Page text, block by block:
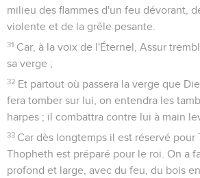
milieu des flammes d'un feu dévorant,
violente et de la grêle pesante.
31 Car, à la voix de l'Éternel, Assur
sa verge ;
32 Et partout où passera la verge que
fera tomber sur lui, on entendra les
harpes ; il combattra contre lui à main
33 Car dès longtemps il est réservé pour
Thopheth est préparé pour le roi. On a
profond et large, avec du feu, du bois